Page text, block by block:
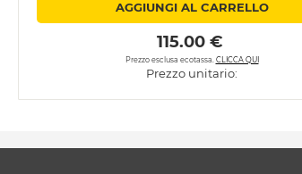
AGGIUNGI AL CARRELLO
115.00 €
Prezzo esclusa ecotassa. CLICCA QUI
Prezzo unitario: